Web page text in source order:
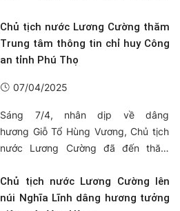
thực hiện chuyến thăm chính thức
Việt Nam từ ngày 3 - 6/4/2025.
Sáng 4/4, sau lễ đón chính thức
tịch, Chủ tịch nước Lương Cường đã
hội đàm ...
Chủ tịch nước Lương Cường thăm
Trung tâm thông tin chỉ huy Công
an tỉnh Phú Thọ
07/04/2025
Sáng 7/4, nhân dịp về dâng
hương Giỗ Tổ Hùng Vương, Chủ tịch
nước Lương Cường đã đến thăm
tỉnh Phú Thọ đặt tại Khu di tích lịch
sử Đền Hùng, động viên cán bộ,
Chủ tịch nước Lương Cường lên
núi Nghĩa Lĩnh dâng hương tưởng